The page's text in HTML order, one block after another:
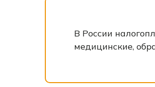
В России
медицинские,